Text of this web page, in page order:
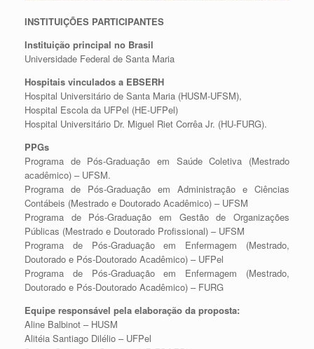
INSTITUIÇÕES PARTICIPANTES
Instituição principal no Brasil
Universidade Federal de Santa Maria
Hospitais vinculados a EBSERH
Hospital Universitário de Santa Maria (HUSM-UFSM),
Hospital Escola da UFPel (HE-UFPel)
Hospital Universitário Dr. Miguel Riet Corrêa Jr. (HU-FURG).
PPGs
Programa de Pós-Graduação em Saúde Coletiva (Mestrado
acadêmico) – UFSM.
Programa de Pós-Graduação em Administração e Ciências
Contábeis (Mestrado e Doutorado Acadêmico) – UFSM
Programa de Pós-Graduação em Gestão de Organizações
Públicas (Mestrado e Doutorado Profissional) – UFSM
Programa de Pós-Graduação em Enfermagem (Mestrado,
Doutorado e Pós-Doutorado Acadêmico) – UFPel
Programa de Pós-Graduação em Enfermagem (Mestrado,
Doutorado e Pós-Doutorado Acadêmico) – FURG
Equipe responsável pela elaboração da proposta:
⁠⁠Aline Balbinot – HUSM
Alitéia Santiago Dilélio – UFPel